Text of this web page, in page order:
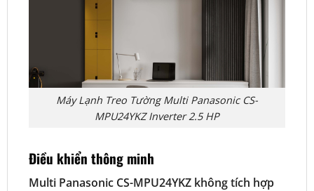
Máy Lạnh Treo Tường Multi Panasonic CS-
MPU24YKZ Inverter 2.5 HP
Điều khiển thông minh
Multi Panasonic CS-MPU24YKZ không tích hợp